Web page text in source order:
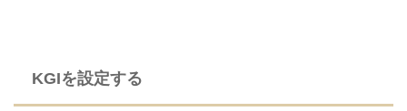
KGIを設定する